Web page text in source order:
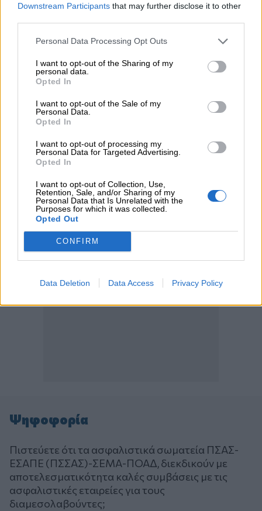
Downstream Participants that may further disclose it to other
Personal Data Processing Opt Outs
I want to opt-out of the Sharing of my
personal data.
Opted In
I want to opt-out of the Sale of my
Personal Data.
Opted In
I want to opt-out of processing my
Personal Data for Targeted Advertising.
Opted In
I want to opt-out of Collection, Use,
Retention, Sale, and/or Sharing of my
Personal Data that Is Unrelated with the
Purposes for which it was collected.
Opted Out
CONFIRM
Data Deletion Data Access Privacy Policy
μπορεί να έχουμε θεραπεία που αναστέλλει την εξέλιξη του
Πάρκινσον»
Ε.Ε και παράνομη μετανάστευση: προτάσεις και δράσεις με
παρονομαστή το κοινό συμφέρον
Αντώνης Βουκλαρής - «ΕΡΡΙΚΟΣ ΝΤΥΝΑΝ»
Η νέα εποχή στην εκπαίδευση των ασφαλιστικών
διαμεσολαβητών
ΠΕΡΙΣΣΟΤΕΡΑ
Ψηφοφορία
Πιστεύετε ότι τα ασφαλιστικά σωματεία ΠΣΑΣ-
ΕΣΑΠΕ (ΠΣΣΑΣ)-ΣΕΜΑ-ΠΟΑΔ, διεκδικούν με
αποτελεσματικότητα καλές συμβάσεις με τις
ασφαλιστικές εταιρείες για τους
διαμεσολαβούντες;